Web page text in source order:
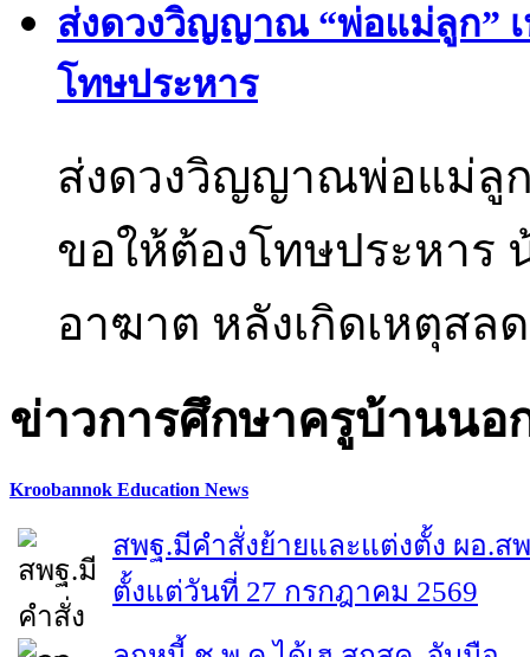
ส่งดวงวิญญาณ “พ่อแม่ลูก”
โทษประหาร
ส่งดวงวิญญาณพ่อแม่ลู
ขอให้ต้องโทษประหาร
อาฆาต หลังเกิดเหตุสล
ข่าวการศึกษาครูบ้านนอ
Kroobannok Education News
สพฐ.มีคำสั่งย้ายและแต่งตั้ง ผอ.ส
ตั้งแต่วันที่ 27 กรกฎาคม 2569